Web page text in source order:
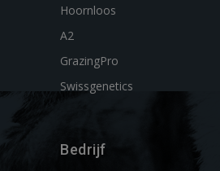
Hoornloos
A2
GrazingPro
Swissgenetics
Bedrijf